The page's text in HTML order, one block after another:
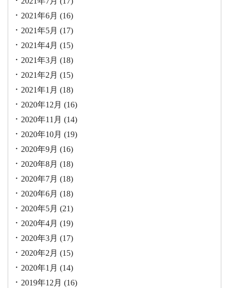
2021年6月 (16)
2021年5月 (17)
2021年4月 (15)
2021年3月 (18)
2021年2月 (15)
2021年1月 (18)
2020年12月 (16)
2020年11月 (14)
2020年10月 (19)
2020年9月 (16)
2020年8月 (18)
2020年7月 (18)
2020年6月 (18)
2020年5月 (21)
2020年4月 (19)
2020年3月 (17)
2020年2月 (15)
2020年1月 (14)
2019年12月 (16)